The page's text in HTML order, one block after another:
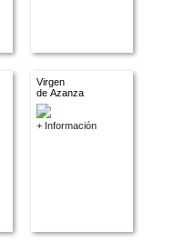
Virgen
de Azanza
+ Información